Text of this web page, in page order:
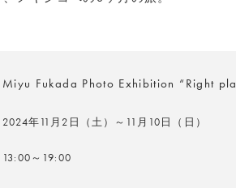
Miyu Fukada Photo Exhibition “Right
2024年11月2日（土）～11月10日（日）
13:00～19:00